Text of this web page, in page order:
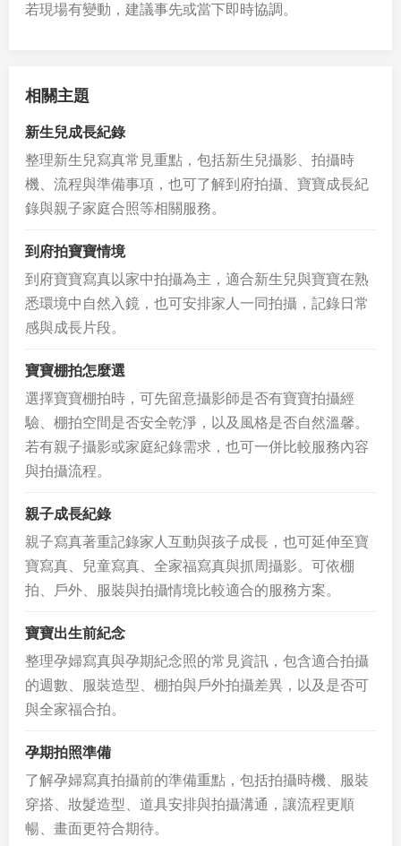
若現場有變動，建議事先或當下即時協調。
相關主題
新生兒成長紀錄
整理新生兒寫真常見重點，包括新生兒攝影、拍攝時
機、流程與準備事項，也可了解到府拍攝、寶寶成長紀
錄與親子家庭合照等相關服務。
到府拍寶寶情境
到府寶寶寫真以家中拍攝為主，適合新生兒與寶寶在熟
悉環境中自然入鏡，也可安排家人一同拍攝，記錄日常
感與成長片段。
寶寶棚拍怎麼選
選擇寶寶棚拍時，可先留意攝影師是否有寶寶拍攝經
驗、棚拍空間是否安全乾淨，以及風格是否自然溫馨。
若有親子攝影或家庭紀錄需求，也可一併比較服務內容
與拍攝流程。
親子成長紀錄
親子寫真著重記錄家人互動與孩子成長，也可延伸至寶
寶寫真、兒童寫真、全家福寫真與抓周攝影。可依棚
拍、戶外、服裝與拍攝情境比較適合的服務方案。
寶寶出生前紀念
整理孕婦寫真與孕期紀念照的常見資訊，包含適合拍攝
的週數、服裝造型、棚拍與戶外拍攝差異，以及是否可
與全家福合拍。
孕期拍照準備
了解孕婦寫真拍攝前的準備重點，包括拍攝時機、服裝
穿搭、妝髮造型、道具安排與拍攝溝通，讓流程更順
暢、畫面更符合期待。